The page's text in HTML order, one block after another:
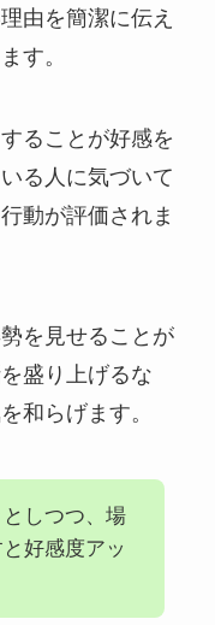
由を簡潔に伝え
す。
ることが好感を
る人に気づいて
動が評価されま
を見せることが
盛り上げるな
和らげます。
しつつ、場
好感度アッ